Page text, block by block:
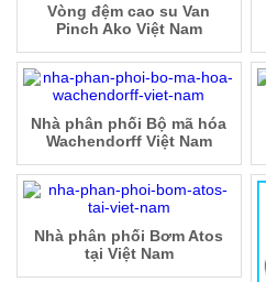
Vòng đệm cao su Van
Pinch Ako Việt Nam
Nhà phân phối Bộ mã hóa
Wachendorff Việt Nam
Nhà phân phối Bơm Atos
tại Việt Nam